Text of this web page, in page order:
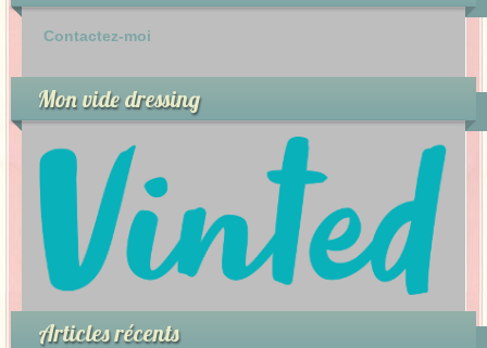
Contactez-moi
Mon vide dressing
Articles récents